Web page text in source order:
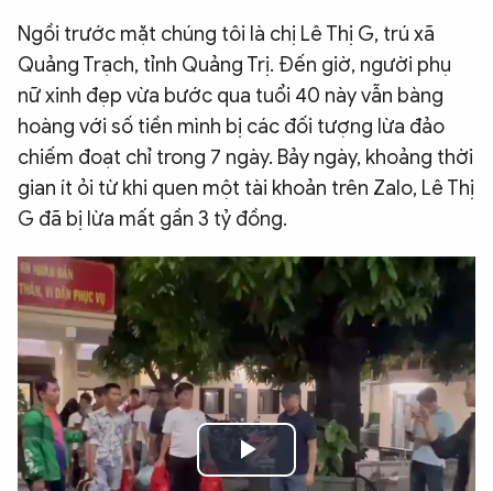
VĂN HÓA - THỂ THAO
BẠN ĐỌC & CAND
ĐA PHƯƠNG TIỆN
Video Ảnh
Infographic
Chuyên trangAn ninh thế giớiVăn nghệ Công an
Chuyên đề
Ngồi trước mặt chúng tôi là chị Lê Thị G, trú xã
Quảng Trạch, tỉnh Quảng Trị. Đến giờ, người phụ
nữ xinh đẹp vừa bước qua tuổi 40 này vẫn bàng
hoàng với số tiền mình bị các đối tượng lừa đảo
chiếm đoạt chỉ trong 7 ngày. Bảy ngày, khoảng thời
gian ít ỏi từ khi quen một tài khoản trên Zalo, Lê Thị
G đã bị lừa mất gần 3 tỷ đồng.
Play